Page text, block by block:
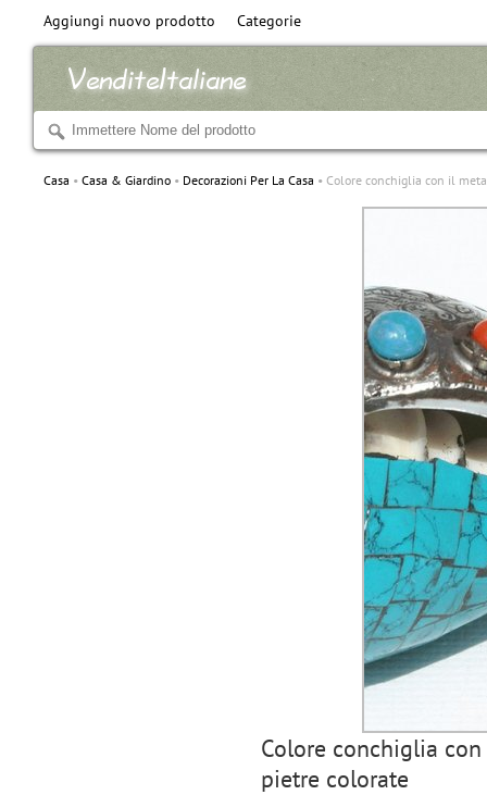
Aggiungi nuovo prodotto Categorie
Casa Casa & Giardino Decorazioni Per La Casa Colore conchiglia con il
Colore conchiglia
pietre colorate